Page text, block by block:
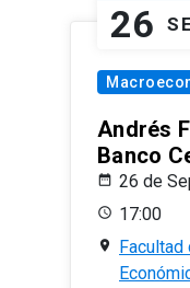
26
Andrés
Banco
26 de
17:00